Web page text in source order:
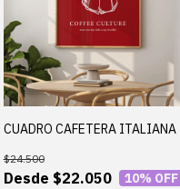
CUADRO CAFETERA ITALIANA
$22.050
$24.500
10% OFF